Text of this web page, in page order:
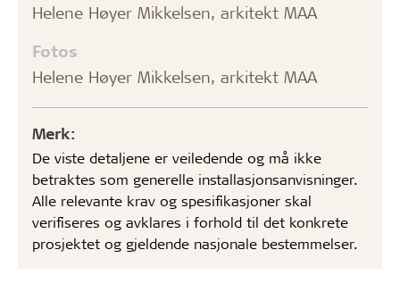
Helene Høyer Mikkelsen, arkitekt MAA
Fotos
Helene Høyer Mikkelsen, arkitekt MAA
Merk:
De viste detaljene er veiledende og må ikke
betraktes som generelle installasjonsanvisninger.
Alle relevante krav og spesifikasjoner skal
verifiseres og avklares i forhold til det konkrete
prosjektet og gjeldende nasjonale bestemmelser.